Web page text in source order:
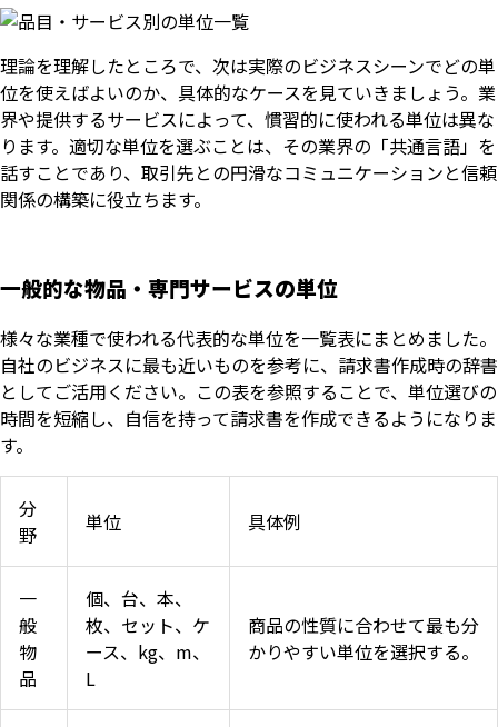
理論を理解したところで、次は実際のビジネスシーンでどの単
位を使えばよいのか、具体的なケースを見ていきましょう。業
界や提供するサービスによって、慣習的に使われる単位は異な
ります。適切な単位を選ぶことは、その業界の「共通言語」を
話すことであり、取引先との円滑なコミュニケーションと信頼
関係の構築に役立ちます。
一般的な物品・専門サービスの単位
様々な業種で使われる代表的な単位を一覧表にまとめました。
自社のビジネスに最も近いものを参考に、請求書作成時の辞書
としてご活用ください。この表を参照することで、単位選びの
時間を短縮し、自信を持って請求書を作成できるようになりま
す。
分
野
単位 具体例
一
般
物
品
個、台、本、
枚、セット、ケ
ース、kg、m、
L
商品の性質に合わせて最も分
かりやすい単位を選択する。